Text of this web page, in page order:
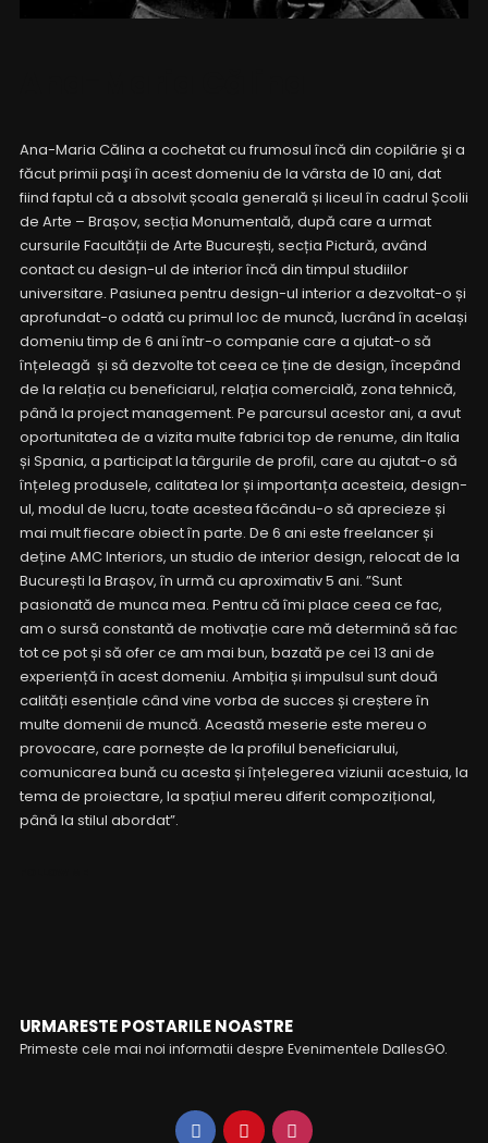
Ana-Maria Călina a cochetat cu frumosul încă din copilărie şi a
făcut primii paşi în acest domeniu de la vârsta de 10 ani, dat
fiind faptul că a absolvit școala generală și liceul în cadrul Școlii
de Arte – Brașov, secția Monumentală, după care a urmat
cursurile Facultății de Arte București, secția Pictură, având
contact cu design-ul de interior încă din timpul studiilor
universitare. Pasiunea pentru design-ul interior a dezvoltat-o și
aprofundat-o odată cu primul loc de muncă, lucrând în același
domeniu timp de 6 ani într-o companie care a ajutat-o să
înțeleagă și să dezvolte tot ceea ce ține de design, începând
de la relația cu beneficiarul, relația comercială, zona tehnică,
până la project management. Pe parcursul acestor ani, a avut
oportunitatea de a vizita multe fabrici top de renume, din Italia
și Spania, a participat la târgurile de profil, care au ajutat-o să
înțeleg produsele, calitatea lor și importanța acesteia, design-
ul, modul de lucru, toate acestea făcându-o să aprecieze și
mai mult fiecare obiect în parte. De 6 ani este freelancer și
deține AMC Interiors, un studio de interior design, relocat de la
București la Brașov, în urmă cu aproximativ 5 ani. ”Sunt
pasionată de munca mea. Pentru că îmi place ceea ce fac,
am o sursă constantă de motivație care mă determină să fac
tot ce pot și să ofer ce am mai bun, bazată pe cei 13 ani de
experiență în acest domeniu. Ambiția și impulsul sunt două
calități esențiale când vine vorba de succes și creștere în
multe domenii de muncă. Această meserie este mereu o
provocare, care pornește de la profilul beneficiarului,
comunicarea bună cu acesta și înțelegerea viziunii acestuia, la
tema de proiectare, la spațiul mereu diferit compozițional,
până la stilul abordat”.
URMARESTE POSTARILE NOASTRE
Primeste cele mai noi informatii despre Evenimentele DallesGO.